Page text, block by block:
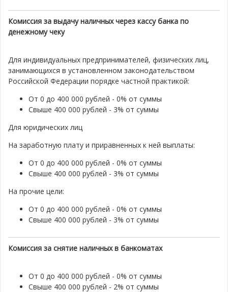
Комиссия за выдачу наличных через кассу банка по
денежному чеку
Для индивидуальных предпринимателей, физических лиц,
занимающихся в установленном законодательством
Российской Федерации порядке частной практикой:
От 0 до 400 000 рублей - 0% от суммы
Свыше 400 000 рублей - 3% от суммы
Для юридических лиц
На заработную плату и приравненных к ней выплаты:
От 0 до 400 000 рублей - 0% от суммы
Свыше 400 000 рублей - 3% от суммы
На прочие цели:
От 0 до 400 000 рублей - 0% от суммы
Свыше 400 000 рублей - 3% от суммы
Комиссия за снятие наличных в банкоматах
От 0 до 400 000 рублей - 0% от суммы
Свыше 400 000 рублей - 2% от суммы